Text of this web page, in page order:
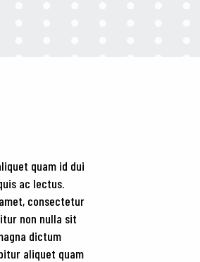
quam id dui
ac lectus.
consectetur
non nulla sit
dictum
aliquet quam